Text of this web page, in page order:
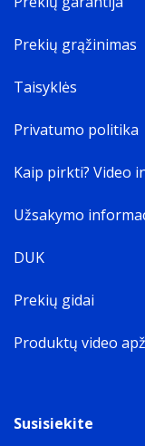
Prekių grąžinimas
Taisyklės
Privatumo politika
Kaip pirkti? Video
Užsakymo
DUK
Prekių gidai
Produktų video
Susisiekite